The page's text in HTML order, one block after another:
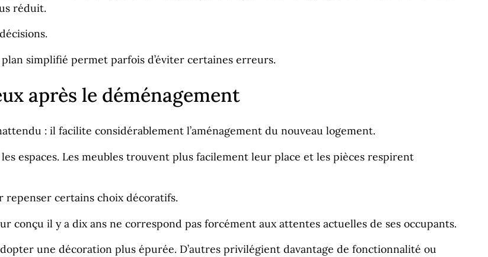
réduit.
simplifié permet parfois d’éviter certaines erreurs.
après le déménagement
: il facilite considérablement l’aménagement du nouveau logement.
espaces. Les meubles trouvent plus facilement leur place et les pièces respirent
certains choix décoratifs.
conçu il y a dix ans ne correspond pas forcément aux attentes actuelles de ses occupants.
une décoration plus épurée. D’autres privilégient davantage de fonctionnalité ou